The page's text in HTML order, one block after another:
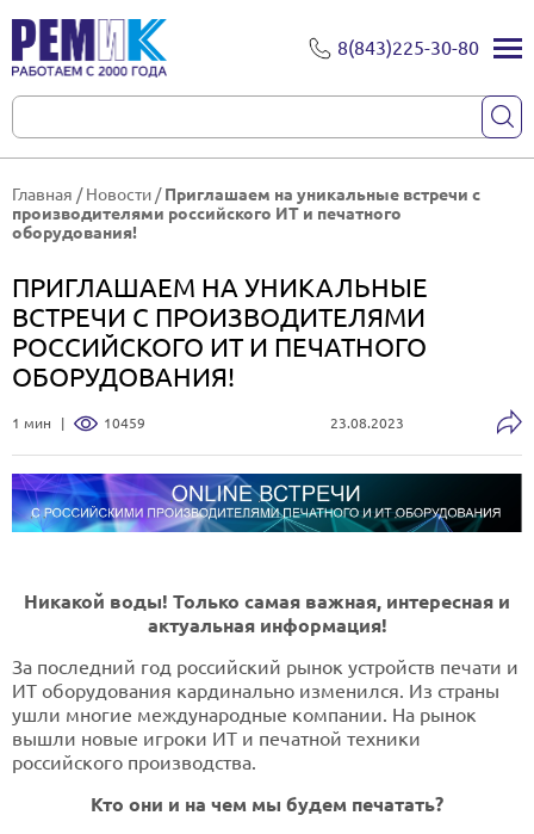
8(843)225-30-80
Главная /Новости /Приглашаем на уникальные встречи с
производителями российского ИТ и печатного
оборудования!
ПРИГЛАШАЕМ НА УНИКАЛЬНЫЕ
ВСТРЕЧИ С ПРОИЗВОДИТЕЛЯМИ
РОССИЙСКОГО ИТ И ПЕЧАТНОГО
ОБОРУДОВАНИЯ!
1 мин | 10459 23.08.2023
Никакой воды! Только самая важная, интересная и
актуальная информация!
За последний год российский рынок устройств печати и
ИТ оборудования кардинально изменился. Из страны
ушли многие международные компании. На рынок
вышли новые игроки ИТ и печатной техники
российского производства.
Кто они и на чем мы будем печатать?